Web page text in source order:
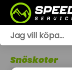
Snöskoter